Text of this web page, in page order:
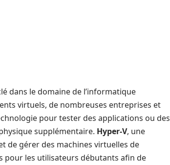
dans le domaine de l’informatique
virtuels, de nombreuses entreprises et
pour tester des applications ou des
supplémentaire. Hyper-V, une
de gérer des machines virtuelles de
pour les utilisateurs débutants afin de